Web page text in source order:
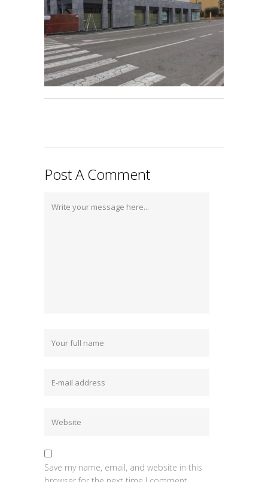
Post A Comment
Save my name, email, and website in this